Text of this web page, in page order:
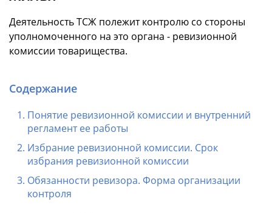
Деятельность ТСЖ полежит контролю со стороны
уполномоченного на это органа - ревизионной
комиссии товарищества.
Содержание
Понятие ревизионной комиссии и внутренний
регламент ее работы
Избрание ревизионной комиссии. Срок
избрания ревизионной комиссии
Обязанности ревизора. Форма организации
контроля